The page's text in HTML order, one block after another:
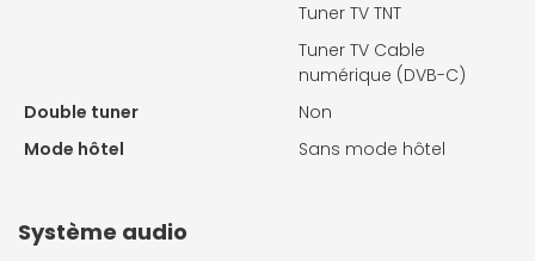
Tuner TV TNT
Tuner TV Cable
numérique (DVB-C)
Double tuner
Non
Mode hôtel
Sans mode hôtel
Système audio